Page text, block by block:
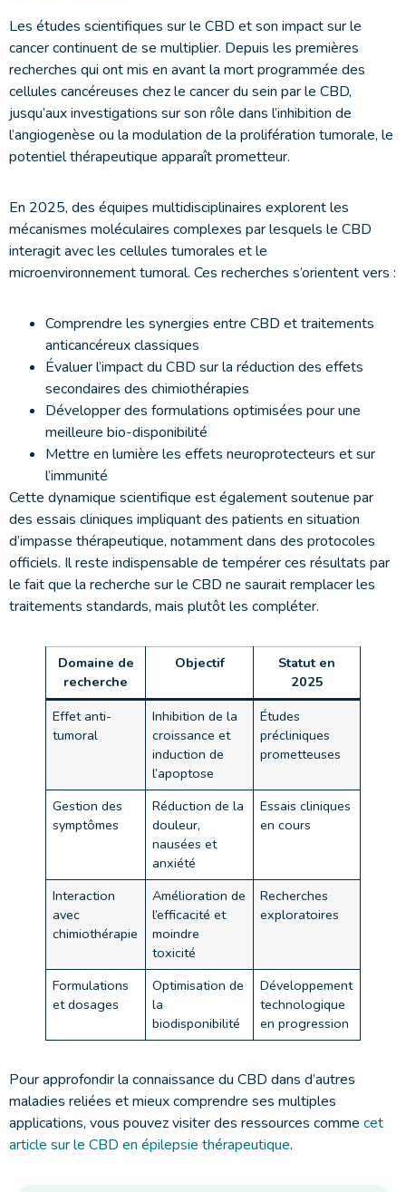
Les études scientifiques sur le CBD et son impact sur le
cancer continuent de se multiplier. Depuis les premières
recherches qui ont mis en avant la mort programmée des
cellules cancéreuses chez le cancer du sein par le CBD,
jusqu’aux investigations sur son rôle dans l’inhibition de
l’angiogenèse ou la modulation de la prolifération tumorale, le
potentiel thérapeutique apparaît prometteur.
En 2025, des équipes multidisciplinaires explorent les
mécanismes moléculaires complexes par lesquels le CBD
interagit avec les cellules tumorales et le
microenvironnement tumoral. Ces recherches s’orientent vers :
Comprendre les synergies entre CBD et traitements
anticancéreux classiques
Évaluer l’impact du CBD sur la réduction des effets
secondaires des chimiothérapies
Développer des formulations optimisées pour une
meilleure bio-disponibilité
Mettre en lumière les effets neuroprotecteurs et sur
l’immunité
Cette dynamique scientifique est également soutenue par
des essais cliniques impliquant des patients en situation
d’impasse thérapeutique, notamment dans des protocoles
officiels. Il reste indispensable de tempérer ces résultats par
le fait que la recherche sur le CBD ne saurait remplacer les
traitements standards, mais plutôt les compléter.
Domaine de
recherche
Objectif
Statut en
2025
Effet anti-
tumoral
Inhibition de la
croissance et
induction de
l’apoptose
Études
précliniques
prometteuses
Gestion des
symptômes
Réduction de la
douleur,
nausées et
anxiété
Essais cliniques
en cours
Interaction
avec
chimiothérapie
Amélioration de
l’efficacité et
moindre
toxicité
Recherches
exploratoires
Formulations
et dosages
Optimisation de
la
biodisponibilité
Développement
technologique
en progression
Pour approfondir la connaissance du CBD dans d’autres
maladies reliées et mieux comprendre ses multiples
applications, vous pouvez visiter des ressources comme cet
article sur le CBD en épilepsie thérapeutique.